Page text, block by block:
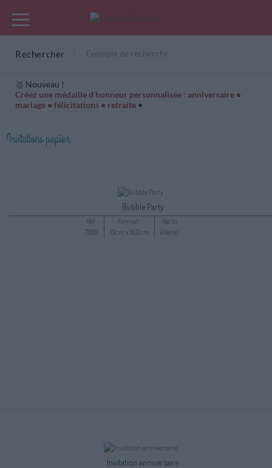
Rechercher
🥇 Nouveau !
Créez une médaille d’honneur personnalisée : anniversaire •
mariage • félicitations • retraite •
Cartes Hiver Cadeaux années de naissance
Invitations papier
Bubble Party
Ref :
7899
Format :
13cm x 18,2cm
Recto
&Verso
Invitation anniversaire